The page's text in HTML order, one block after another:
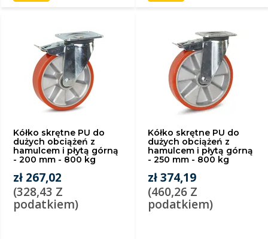
Kółko skrętne PU do
dużych obciążeń z
hamulcem i płytą górną
- 200 mm - 800 kg
zł 267,02
(328,43 Z
podatkiem)
Kółko skrętne PU do
dużych obciążeń z
hamulcem i płytą górną
- 250 mm - 800 kg
zł 374,19
(460,26 Z
podatkiem)